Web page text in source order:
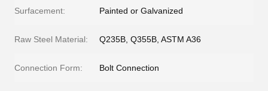
Surfacement: Painted or Galvanized
Raw Steel Material: Q235B, Q355B, ASTM A36
Connection Form: Bolt Connection